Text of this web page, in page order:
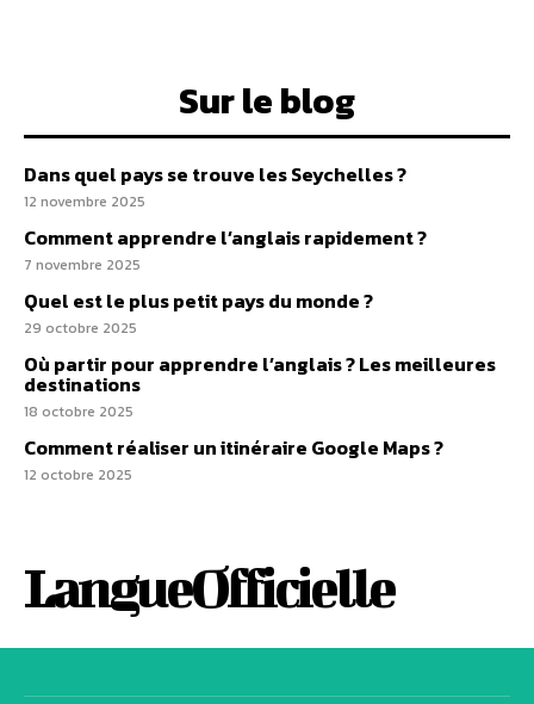
Sur le blog
Dans quel pays se trouve les Seychelles ?
12 novembre 2025
Comment apprendre l’anglais rapidement ?
7 novembre 2025
Quel est le plus petit pays du monde ?
29 octobre 2025
Où partir pour apprendre l’anglais ? Les meilleures
destinations
18 octobre 2025
Comment réaliser un itinéraire Google Maps ?
12 octobre 2025
LangueOfficielle